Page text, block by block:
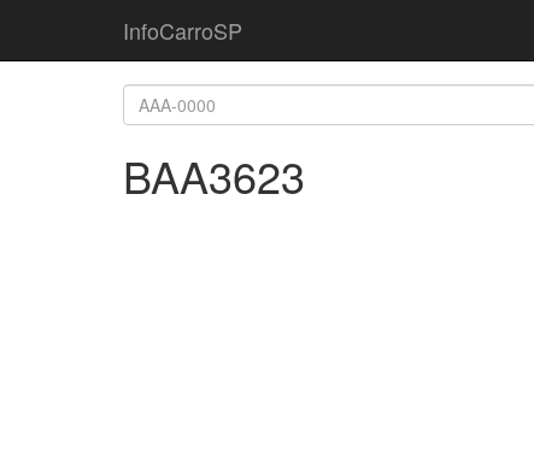
InfoCarroSP
BAA3623